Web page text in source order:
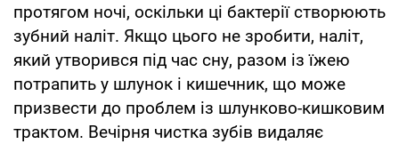
протягом ночі, оскільки ці бактерії створюють
зубний наліт. Якщо цього не зробити, наліт,
який утворився під час сну, разом із їжею
потрапить у шлунок і кишечник, що може
призвести до проблем із шлунково-кишковим
трактом. Вечірня чистка зубів видаляє